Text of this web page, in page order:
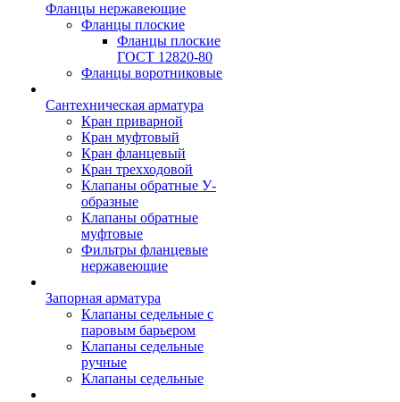
Фланцы нержавеющие
Фланцы плоские
Фланцы плоские
ГОСТ 12820-80
Фланцы воротниковые
Сантехническая арматура
Кран приварной
Кран муфтовый
Кран фланцевый
Кран трехходовой
Клапаны обратные У-
образные
Клапаны обратные
муфтовые
Фильтры фланцевые
нержавеющие
Запорная арматура
Клапаны седельные с
паровым барьером
Клапаны седельные
ручные
Клапаны седельные